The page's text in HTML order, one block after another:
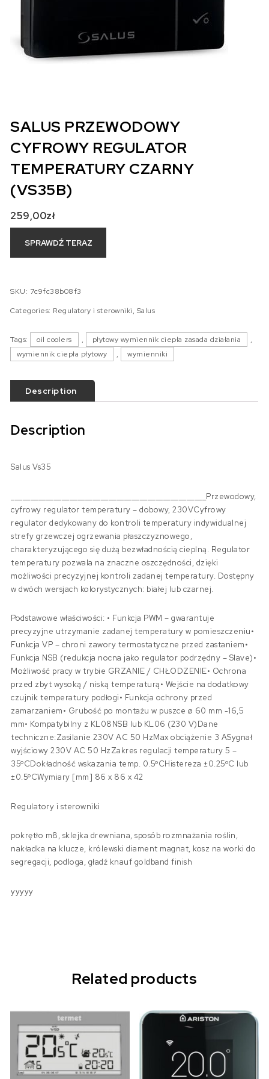
SALUS PRZEWODOWY
CYFROWY REGULATOR
TEMPERATURY CZARNY
(VS35B)
259,00zł
SPRAWDŹ TERAZ
SKU: 7c9fc38b08f3
Categories: Regulatory i sterowniki, Salus
Tags: oil coolers , płytowy wymiennik ciepła zasada działania
,
wymiennik ciepła płytowy
, wymienniki
Description
Description
Salus Vs35
__________________________________________________Przewodowy,
cyfrowy regulator temperatury – dobowy, 230VCyfrowy
regulator dedykowany do kontroli temperatury indywidualnej
strefy grzewczej ogrzewania płaszczyznowego,
charakteryzującego się dużą bezwładnością cieplną. Regulator
temperatury pozwala na znaczne oszczędności, dzięki
możliwości precyzyjnej kontroli zadanej temperatury. Dostępny
w dwóch wersjach kolorystycznych: białej lub czarnej.
Podstawowe właściwości: • Funkcja PWM – gwarantuje
precyzyjne utrzymanie zadanej temperatury w pomieszczeniu•
Funkcja VP – chroni zawory termostatyczne przed zastaniem•
Funkcja NSB (redukcja nocna jako regulator podrzędny – Slave)•
Możliwość pracy w trybie GRZANIE / CHŁODZENIE• Ochrona
przed zbyt wysoką / niską temperaturą• Wejście na dodatkowy
czujnik temperatury podłogi• Funkcja ochrony przed
zamarzaniem• Grubość po montażu w puszce ø 60 mm -16,5
mm• Kompatybilny z KL08NSB lub KL06 (230 V)Dane
techniczne:Zasilanie 230V AC 50 HzMax obciążenie 3 ASygnał
wyjściowy 230V AC 50 HzZakres regulacji temperatury 5 –
35ºCDokładność wskazania temp. 0.5ºCHistereza ±0.25ºC lub
±0.5ºCWymiary [mm] 86 x 86 x 42
Regulatory i sterowniki
pokrętło m8, sklejka drewniana, sposób rozmnażania roślin,
nakładka na klucze, królewski diament magnat, kosz na worki do
segregacji, podloga, gładź knauf goldband finish
yyyyy
Related products